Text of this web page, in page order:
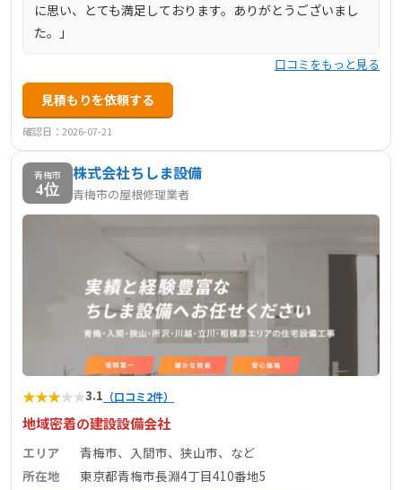
に思い、とても満足しております。ありがとうございまし
た。」
口コミをもっと見る
見積もりを依頼する
確認日：2026-07-21
青梅市
4位
株式会社ちしま設備
青梅市の屋根修理業者
★★★★★3.1 （口コミ2件）
地域密着の建設設備会社
エリア
青梅市、入間市、狭山市、など
所在地
東京都青梅市長淵4丁目410番地5